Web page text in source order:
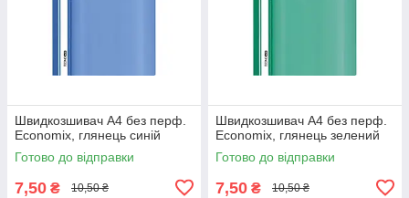
Швидкозшивач А4 без перф.
Economix, глянець синій
Готово до відправки
7,50 ₴ 10,50 ₴
Швидкозшивач А4 без перф.
Economix, глянець зелений
Готово до відправки
7,50 ₴ 10,50 ₴